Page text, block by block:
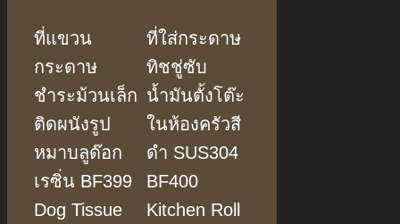
ที่แขวน
กระดาษ
ชำระม้วนเล็ก
ติดผนังรูป
หมาบลูด๊อก
เรซิ่น BF399
Dog Tissue
ที่ใส่กระดาษ
ทิชชู่ซับ
น้ำมันตั้งโต๊ะ
ในห้องครัวสี
ดำ SUS304
BF400
Kitchen Roll